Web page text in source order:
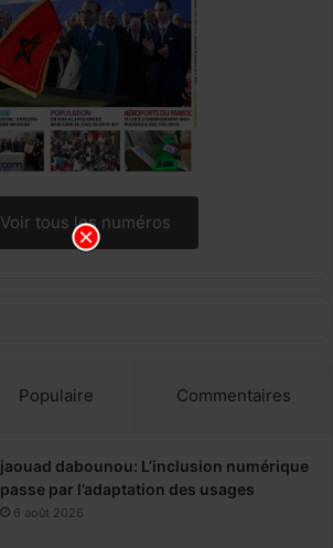
Voir tous les numéros
Populaire Commentaires
jaouad dabounou: L’inclusion numérique
passe par l’adaptation des usages
6 août 2026